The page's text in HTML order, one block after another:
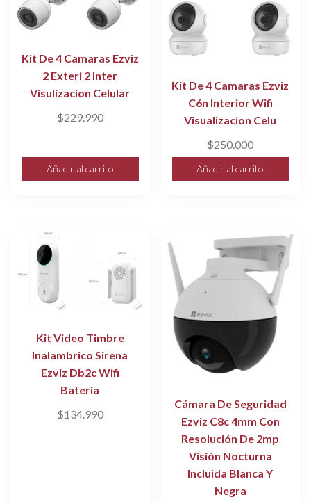
Kit De 4 Camaras Ezviz
2 Exteri 2 Inter
Visulizacion Celular
$229.990
Añadir al carrito
Kit De 4 Camaras Ezviz
C6n Interior Wifi
Visualizacion Celu
$250.000
Añadir al carrito
Kit Video Timbre
Inalambrico Sirena
Ezviz Db2c Wifi
Bateria
$134.990
Cámara De Seguridad
Ezviz C8c 4mm Con
Resolución De 2mp
Visión Nocturna
Incluida Blanca Y
Negra